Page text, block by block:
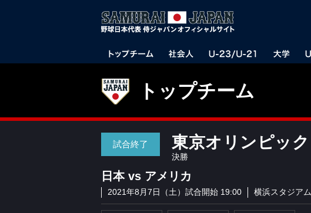
トップチーム
試合終了 東京オリンピック
決勝
日本 vs アメリカ
2021年8月7日（土）試合開始 19:00 横浜スタジアム